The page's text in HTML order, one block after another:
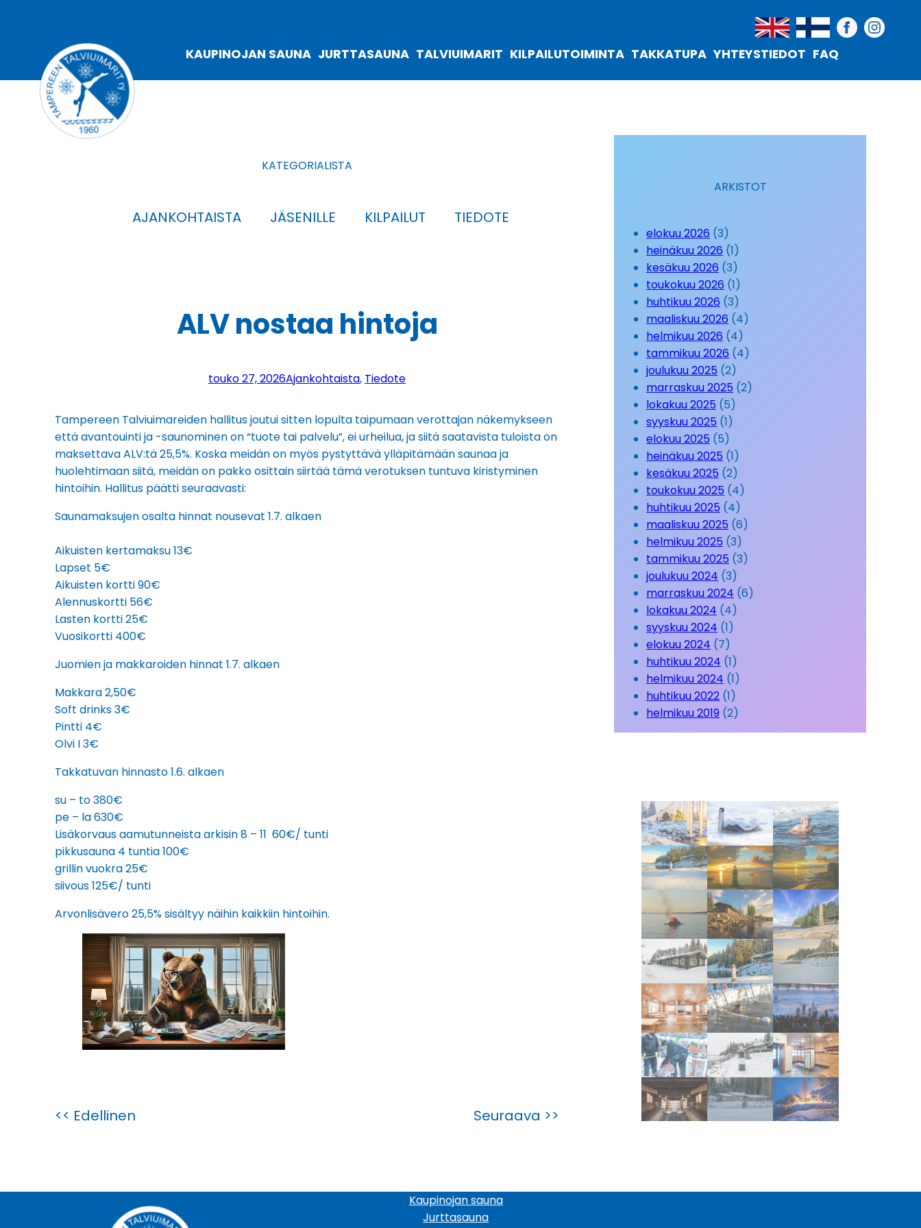
KAUPINOJAN SAUNA JURTTASAUNA TALVIUIMARIT KILPAILUTOIMINTA TAKKATUPA YHTEYSTIEDOT FAQ
KATEGORIALISTA
AJANKOHTAISTA JÄSENILLE KILPAILUT TIEDOTE
ALV nostaa hintoja
touko 27, 2026Ajankohtaista, Tiedote
Tampereen Talviuimareiden hallitus joutui sitten lopulta taipumaan verottajan näkemykseen
että avantouinti ja -saunominen on “tuote tai palvelu”, ei urheilua, ja siitä saatavista tuloista on
maksettava ALV:tä 25,5%. Koska meidän on myös pystyttävä ylläpitämään saunaa ja
huolehtimaan siitä, meidän on pakko osittain siirtää tämä verotuksen tuntuva kiristyminen
hintoihin. Hallitus päätti seuraavasti:
Saunamaksujen osalta hinnat nousevat 1.7. alkaen
Aikuisten kertamaksu 13€
Lapset 5€
Aikuisten kortti 90€
Alennuskortti 56€
Lasten kortti 25€
Vuosikortti 400€
Juomien ja makkaroiden hinnat 1.7. alkaen
Makkara 2,50€
Soft drinks 3€
Pintti 4€
Olvi I 3€
Takkatuvan hinnasto 1.6. alkaen
su – to 380€
pe – la 630€
Lisäkorvaus aamutunneista arkisin 8 – 11 60€/ tunti
pikkusauna 4 tuntia 100€
grillin vuokra 25€
siivous 125€/ tunti
Arvonlisävero 25,5% sisältyy näihin kaikkiin hintoihin.
<< Edellinen Seuraava >>
ARKISTOT
elokuu 2026 (3)
heinäkuu 2026 (1)
kesäkuu 2026 (3)
toukokuu 2026 (1)
huhtikuu 2026 (3)
maaliskuu 2026 (4)
helmikuu 2026 (4)
tammikuu 2026 (4)
joulukuu 2025 (2)
marraskuu 2025 (2)
lokakuu 2025 (5)
syyskuu 2025 (1)
elokuu 2025 (5)
heinäkuu 2025 (1)
kesäkuu 2025 (2)
toukokuu 2025 (4)
huhtikuu 2025 (4)
maaliskuu 2025 (6)
helmikuu 2025 (3)
tammikuu 2025 (3)
joulukuu 2024 (3)
marraskuu 2024 (6)
lokakuu 2024 (4)
syyskuu 2024 (1)
elokuu 2024 (7)
huhtikuu 2024 (1)
helmikuu 2024 (1)
huhtikuu 2022 (1)
helmikuu 2019 (2)
Kaupinojan sauna
Jurttasauna